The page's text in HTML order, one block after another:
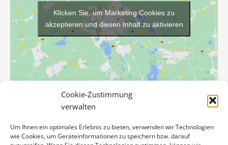
Cookie-Zustimmung
verwalten
Um Ihnen ein optimales Erlebnis zu bieten, verwenden wir Technologien
wie Cookies, um Geräteinformationen zu speichern bzw. darauf
VERANSTALTUNGSORT
Storchenschmiede Linum
Nauener Str. 54
Klicken Sie, um Marketing Cookies zu
akzeptieren und diesen Inhalt zu aktivieren